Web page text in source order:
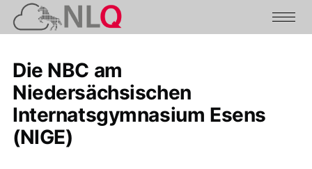
Die NBC am
Niedersächsischen
Internatsgymnasium Esens
(NIGE)